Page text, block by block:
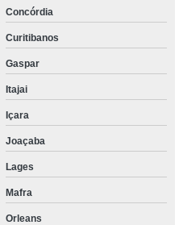
Concórdia
Curitibanos
Gaspar
Itajai
Içara
Joaçaba
Lages
Mafra
Orleans